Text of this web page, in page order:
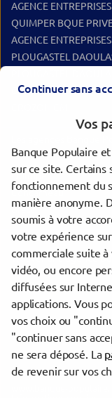
AGENCE
QUIMPER BQUE
AGENCE
PLOUGASTEL
CROZON
Quimper
Concarneau
Brest
Trouver une agence
Finistère
Châteaulin
CHATEAULIN
Continuer sans
Vos
Banque Populaire
sur ce site.
fonctionnement du
manière anonyme.
soumis à votre
votre expérience
commerciale suite
vidéo, ou encore
diffusées sur
applications. Vous
vos choix ou
"continuer sans
ne sera déposé. La
de revenir sur vos